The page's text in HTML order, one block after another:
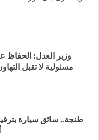
وزير العدل: الحفاظ
مسئولية لا تقبل
طنجة.. سائق سيارة